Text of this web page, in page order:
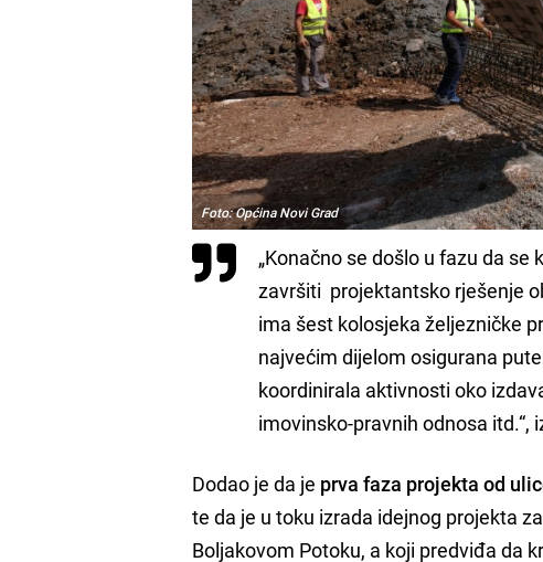
Foto: Općina Novi Grad
„Konačno se došlo u fazu da
završiti projektantsko rješenje
ima šest kolosjeka željezničke
najvećim dijelom osigurana
koordinirala aktivnosti oko
imovinsko-pravnih odnosa itd.“,
Dodao je da je prva faza projekta od
te da je u toku izrada idejnog projekta
Boljakovom Potoku, a koji predviđa da